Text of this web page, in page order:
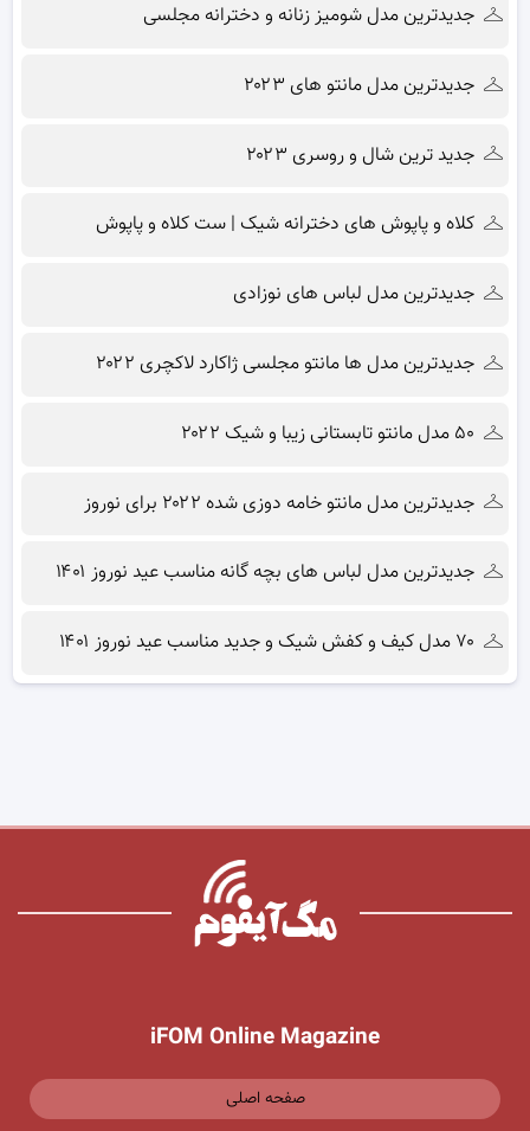
جدیدترین مدل شومیز زنانه و دخترانه مجلسی
جدیدترین مدل مانتو های ۲۰۲۳
جدید ترین شال و روسری ۲۰۲۳
کلاه و پاپوش های دخترانه شیک | ست کلاه و پاپوش
جدیدترین مدل لباس های نوزادی
جدیدترین مدل ها مانتو مجلسی ژاکارد لاکچری ۲۰۲۲
۵۰ مدل مانتو تابستانی زیبا و شیک ۲۰۲۲
جدیدترین مدل مانتو خامه دوزی شده ۲۰۲۲ برای نوروز
جدیدترین مدل لباس های بچه گانه مناسب عید نوروز ۱۴۰۱
۷۰ مدل کیف و کفش شیک و جدید مناسب عید نوروز ۱۴۰۱
iFOM Online Magazine
صفحه اصلی